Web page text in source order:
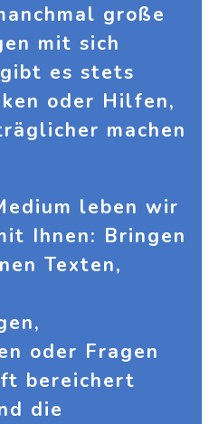
große
mit sich
es stets
oder Hilfen,
machen
leben wir
Ihnen: Bringen
Texten,
oder Fragen
bereichert
die